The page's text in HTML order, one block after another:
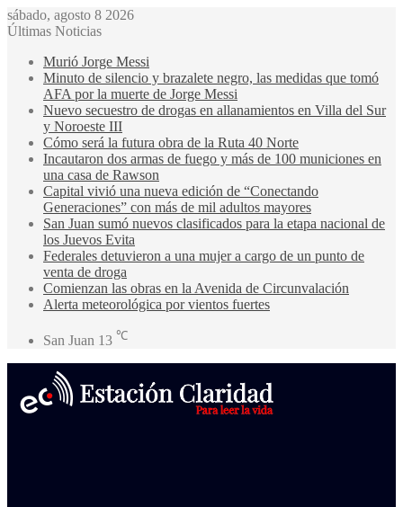
sábado, agosto 8 2026
Últimas Noticias
Murió Jorge Messi
Minuto de silencio y brazalete negro, las medidas que tomó
AFA por la muerte de Jorge Messi
Nuevo secuestro de drogas en allanamientos en Villa del Sur
y Noroeste III
Cómo será la futura obra de la Ruta 40 Norte
Incautaron dos armas de fuego y más de 100 municiones en
una casa de Rawson
Capital vivió una nueva edición de “Conectando
Generaciones” con más de mil adultos mayores
San Juan sumó nuevos clasificados para la etapa nacional de
los Juevos Evita
Federales detuvieron a una mujer a cargo de un punto de
venta de droga
Comienzan las obras en la Avenida de Circunvalación
Alerta meteorológica por vientos fuertes
San Juan 13 ℃